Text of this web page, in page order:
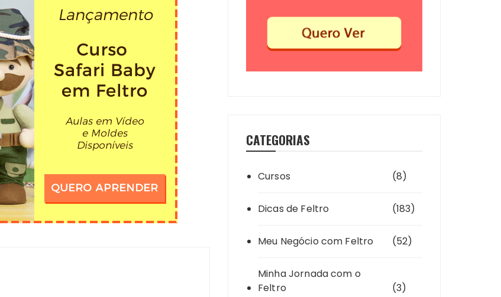
CATEGORIAS
Cursos (8)
Dicas de Feltro (183)
Meu Negócio com Feltro (52)
Minha Jornada com o
Feltro
(3)